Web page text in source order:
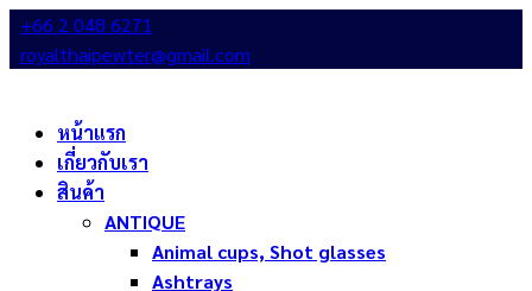
+66 2 048 6271
royalthaipewter@gmail.com
หน้าแรก
เกี่ยวกับเรา
สินค้า
ANTIQUE
Animal cups, Shot glasses
Ashtrays